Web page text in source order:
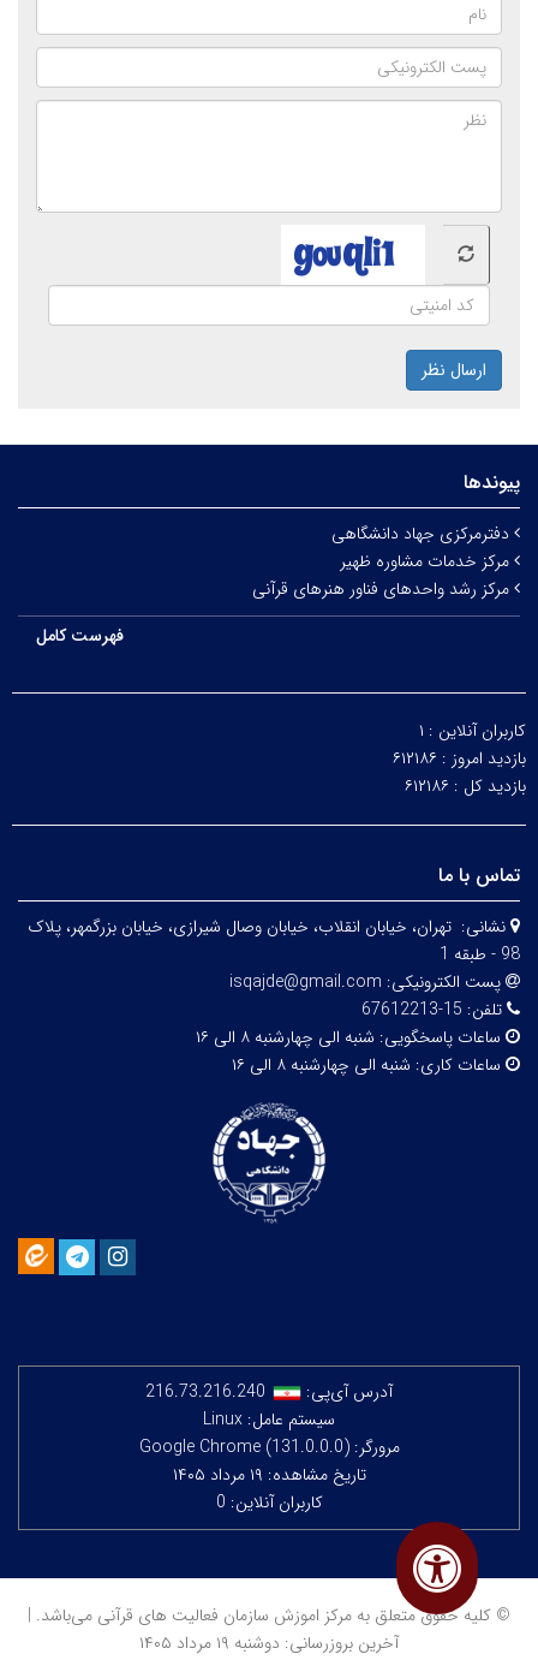
ارسال نظر
پیوندها
دفترمرکزی جهاد دانشگاهی
مرکز خدمات مشاوره ظهیر
مرکز رشد واحدهای فناور هنرهای قرآنی
فهرست کامل
کاربران آنلاین : ۱
بازدید امروز : ۶۱۲۱۸۶
بازدید کل : ۶۱۲۱۸۶
تماس با ما
نشانی: تهران، خيابان انقلاب، خيابان وصال شیرازی، خيابان بزرگمهر، پلاک
98 - طبقه 1
پست الکترونیکی: isqajde@gmail.com
تلفن: 15-67612213
ساعات پاسخگویی: شنبه الی چهارشنبه ۸ الی ۱۶
ساعات کاری: شنبه الی چهارشنبه ۸ الی ۱۶
آدرس آی‌پی:
216.73.216.240
سیستم عامل: Linux
مرورگر: Google Chrome (131.0.0.0)
تاریخ مشاهده: ۱۹ مرداد ۱۴۰۵
کاربران آنلاین: 0
© کلیه حقوق متعلق به مرکز اموزش سازمان فعالیت های قرآنی می‌باشد. |
آخرین بروزرسانی: دوشنبه ۱۹ مرداد ۱۴۰۵